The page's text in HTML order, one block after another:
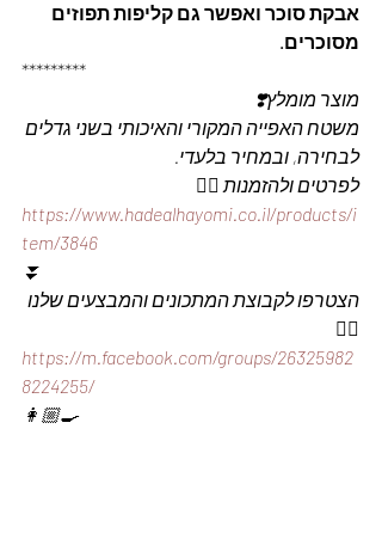
אבקת סוכר ואפשר גם קליפות תפוזים
מסוכרים.
*********
מוצר מומלץ❣️
משטח האפייה המקורי והאיכותי בשני גדלים
לבחירה, ובמחיר בלעדי.
לפרטים ולהזמנות 👇🏼
https://www.hadealhayomi.co.il/products/i
tem/3846
⏬
הצטרפו לקבוצת המתכונים והמבצעים שלנו
👇🏽
https://m.facebook.com/groups/26325982
8224255/
👩🏼‍🍳